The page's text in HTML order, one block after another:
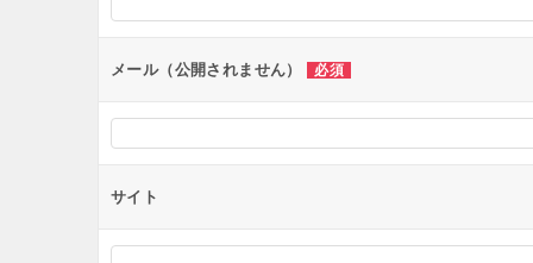
ョ
ン
メール（公開されません） 必須
サイト